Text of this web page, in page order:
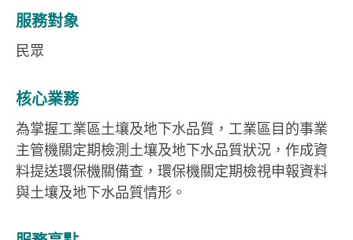
服務對象
民眾
核心業務
為掌握工業區土壤及地下水品質，工業區目的事業
主管機關定期檢測土壤及地下水品質狀況，作成資
料提送環保機關備查，環保機關定期檢視申報資料
與土壤及地下水品質情形。